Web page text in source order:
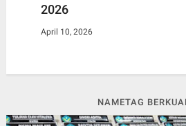
2026
April 10, 2026
NAMETAG